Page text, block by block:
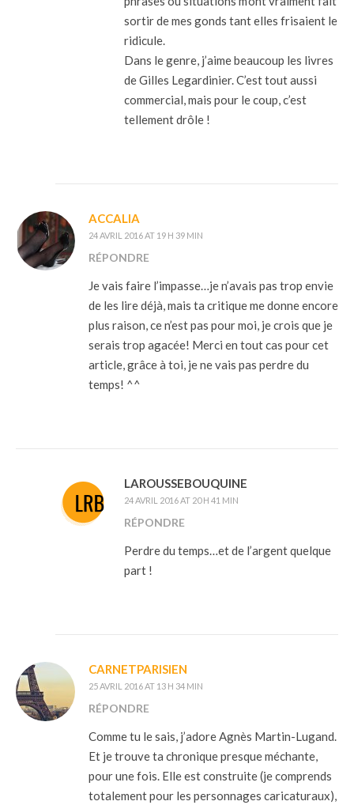
sortir de mes gonds tant elles frisaient le
ridicule.
Dans le genre, j’aime beaucoup les livres
de Gilles Legardinier. C’est tout aussi
commercial, mais pour le coup, c’est
tellement drôle !
ACCALIA
24 AVRIL 2016 AT 19 H 39 MIN
RÉPONDRE
Je vais faire l’impasse…je n’avais pas trop envie
de les lire déjà, mais ta critique me donne encore
plus raison, ce n’est pas pour moi, je crois que je
serais trop agacée! Merci en tout cas pour cet
article, grâce à toi, je ne vais pas perdre du
temps! ^^
LAROUSSEBOUQUINE
24 AVRIL 2016 AT 20 H 41 MIN
RÉPONDRE
Perdre du temps…et de l’argent quelque
part !
CARNETPARISIEN
25 AVRIL 2016 AT 13 H 34 MIN
RÉPONDRE
Comme tu le sais, j’adore Agnès Martin-Lugand.
Et je trouve ta chronique presque méchante,
pour une fois. Elle est construite (je comprends
totalement pour les personnages caricaturaux),